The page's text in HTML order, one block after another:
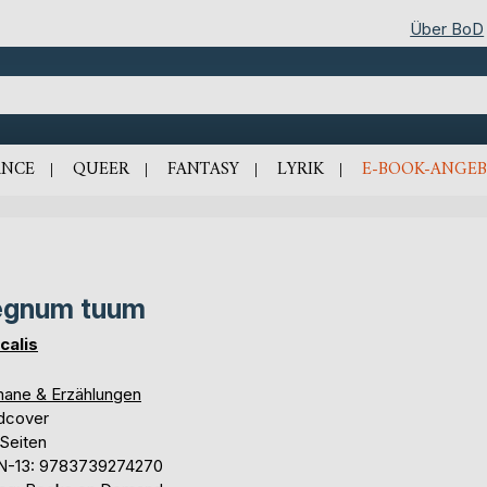
Über BoD
QUEER FANTASY LYRIK E-BOOK-
tuum
& Erzählungen
13: 9783739274270